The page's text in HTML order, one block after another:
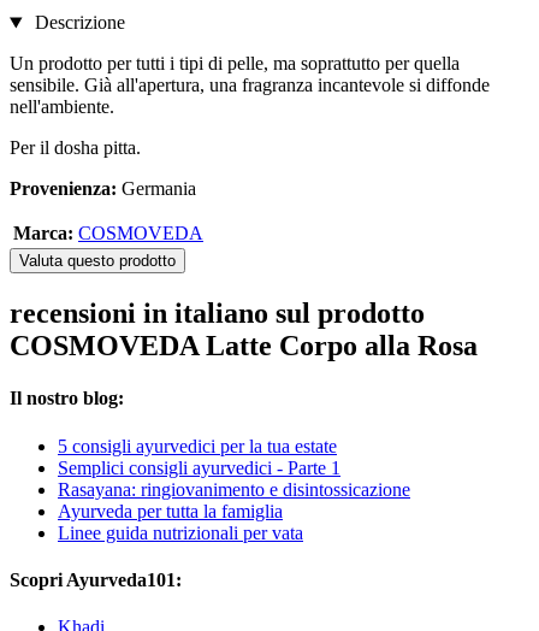
Descrizione
Un prodotto per tutti i tipi di pelle, ma soprattutto per quella
sensibile. Già all'apertura, una fragranza incantevole si diffonde
nell'ambiente.
Per il dosha pitta.
Provenienza: Germania
Marca: COSMOVEDA
Valuta questo prodotto
recensioni in italiano sul prodotto
COSMOVEDA Latte Corpo alla Rosa
Il nostro blog:
5 consigli ayurvedici per la tua estate
Semplici consigli ayurvedici - Parte 1
Rasayana: ringiovanimento e disintossicazione
Ayurveda per tutta la famiglia
Linee guida nutrizionali per vata
Scopri Ayurveda101: